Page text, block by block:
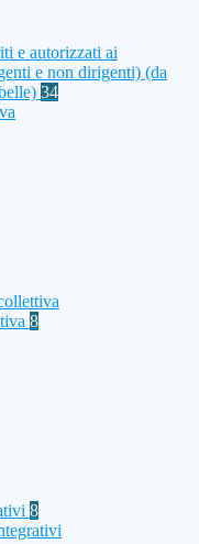
e autorizzati ai
e non dirigenti) (da
34
8
8